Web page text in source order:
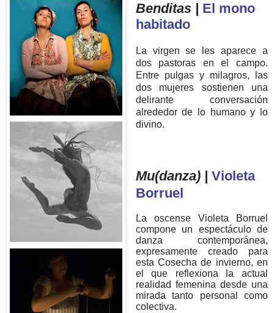
Benditas | El mono
habitado
La virgen se les aparece a
dos pastoras en el campo.
Entre pulgas y milagros, las
dos mujeres sostienen una
delirante conversación
alrededor de lo humano y lo
divino.
Mu(danza) | Violeta
Borruel
La oscense Violeta Borruel
compone un espectáculo de
danza contemporánea,
expresamente creado para
esta Cosecha de invierno, en
el que reflexiona la actual
realidad femenina desde una
mirada tanto personal como
colectiva.